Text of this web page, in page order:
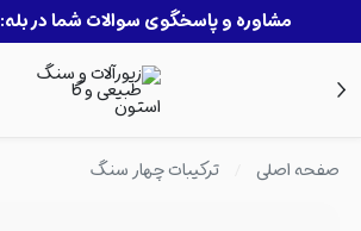
مشاوره و پاسخگوی سوالات شما در بله: roza_gems
صفحه اصلی ترکیبات چهار سنگ